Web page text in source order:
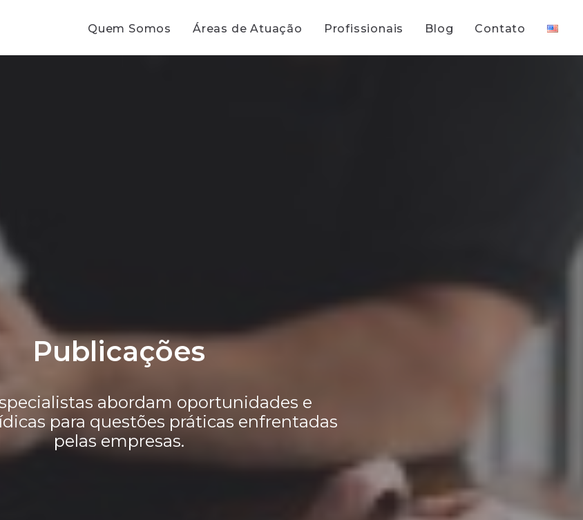
Quem Somos Áreas de Atuação Profissionais Blog Contato
Publicações
abordam oportunidades e
para questões práticas enfrentadas
pelas empresas.